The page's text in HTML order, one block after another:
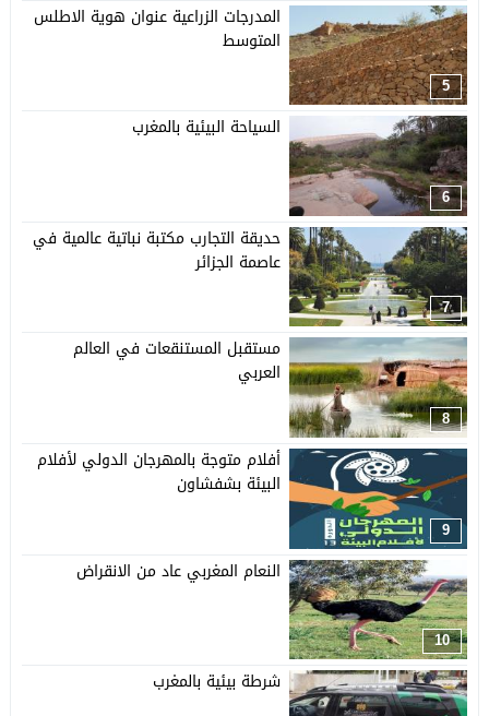
5
المدرجات الزراعية عنوان هوية الاطلس
المتوسط
6
السياحة البيئية بالمغرب
7
حديقة التجارب مكتبة نباتية عالمية في
عاصمة الجزائر
8
مستقبل المستنقعات في العالم
العربي
9
أفلام متوجة بالمهرجان الدولي لأفلام
البيئة بشفشاون
10
النعام المغربي عاد من الانقراض
شرطة بيئية بالمغرب